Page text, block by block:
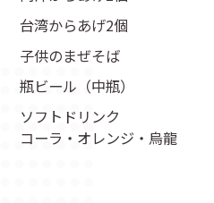
台湾からあげ2個
子供のまぜそば
瓶ビール（中瓶）
ソフトドリンク
コーラ・オレンジ・烏龍